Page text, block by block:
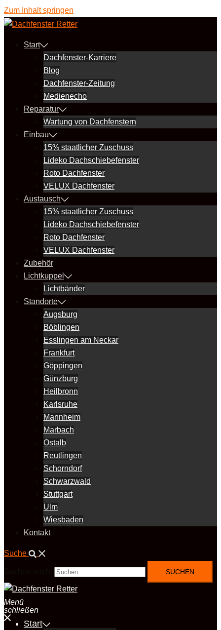
Zum Inhalt springen
Start
Dachfenster-Karriere
Blog
Dachfenster-Zeitung
Medienecho
Reparatur
Wartung von Dachfenstern
Einbau
15% staatlicher Zuschuss
Lideko Dachschiebefenster
Roto Dachfenster
VELUX Dachfenster
Austausch
15% staatlicher Zuschuss
Lideko Dachschiebefenster
Roto Dachfenster
VELUX Dachfenster
Zubehör
Lichtkuppel
Lichtbänder
Standorte
Augsburg
Böblingen
Esslingen am Neckar
Frankfurt
Göppingen
Günzburg
Heilbronn
Karlsruhe
Mannheim
Marbach
Ostalb
Reutlingen
Schorndorf
Schwarzwald
Stuttgart
Ulm
Wiesbaden
Kontakt
Suche
Menü
schließen
Start